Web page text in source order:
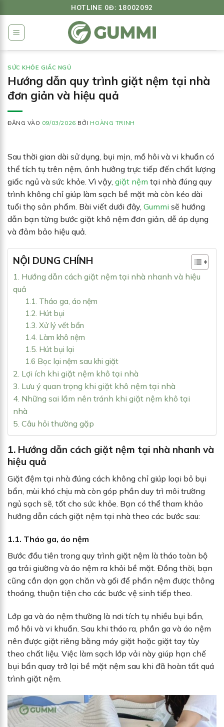
qua
dung
HOTLINE 0Đ: 18002092
SỨC KHỎE GIẤC NGỦ
Hướng dẫn quy trình giặt nệm tại nhà
đơn giản và hiệu quả
ĐĂNG VÀO 09/03/2026 BỞI HOÀNG TRINH
Sau thời gian dài sử dụng, bụi mịn, mồ hôi và vi khuẩn có
thể tích tụ trên nệm, ảnh hưởng trực tiếp đến chất lượng
giấc ngủ và sức khỏe. Vì vậy, giặt nệm tại nhà đúng quy
trình không chỉ giúp làm sạch bề mặt mà còn kéo dài
tuổi thọ sản phẩm. Bài viết dưới đây, Gummi sẽ hướng
dẫn bạn từng bước giặt khô nệm đơn giản, dễ áp dụng
và đảm bảo hiệu quả.
NỘI DUNG CHÍNH
1. Hướng dẫn cách giặt nệm tại nhà nhanh và hiệu
quả
1.1. Tháo ga, áo nệm
1.2. Hút bụi
1.3. Xử lý vết bẩn
1.4. Làm khô nệm
1.5. Hút bụi lại
1.6 Bọc lại nệm sau khi giặt
2. Lợi ích khi giặt nệm khô tại nhà
3. Lưu ý quan trọng khi giặt khô nệm tại nhà
4. Những sai lầm nên tránh khi giặt nệm khô tại
nhà
5. Câu hỏi thường gặp
1. Hướng dẫn cách giặt nệm tại nhà nhanh và
hiệu quả
Giặt đệm tại nhà đúng cách không chỉ giúp loại bỏ bụi
bẩn, mùi khó chịu mà còn góp phần duy trì môi trường
ngủ sạch sẽ, tốt cho sức khỏe. Bạn có thể tham khảo
hướng dẫn cách giặt nệm tại nhà theo các bước sau:
1.1. Tháo ga, áo nệm
Bước đầu tiên trong quy trình giặt nệm là tháo toàn bộ
ga trải giường và áo nệm ra khỏi bề mặt. Đồng thời, bạn
cũng cần dọn gọn chăn và gối để phần nệm được thông
thoáng, thuận tiện cho các bước vệ sinh tiếp theo.
Lớp ga và áo nệm thường là nơi tích tụ nhiều bụi bẩn,
mồ hôi và vi khuẩn. Sau khi tháo ra, phần ga và áo nệm
nên được giặt riêng bằng máy giặt hoặc giặt tay tùy
theo chất liệu. Việc làm sạch lớp vải này giúp hạn chế
bụi bẩn quay trở lại bề mặt nệm sau khi đã hoàn tất quá
trình giặt nệm.